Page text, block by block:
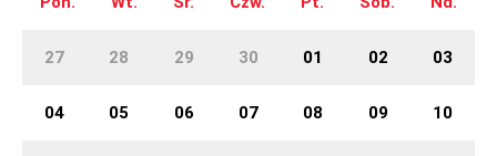
27 28 29 30 01 02 03
04 05 06 07 08 09 10